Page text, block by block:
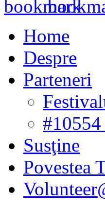
Home
Despre
Parteneri
Susţine
Povestea